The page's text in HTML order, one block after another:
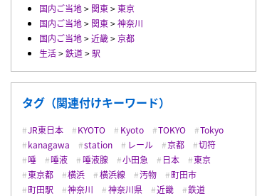
国内ご当地> 関東>東京
国内ご当地> 関東>神奈川
国内ご当地>近畿>京都
生活>鉄道>駅
タグ（関連付けキーワード）
JR東日本 KYOTO Kyoto TOKYO
Tokyo
kanagawa
station レール 京都
切符
唾
唾液 唾液腺 小田急 日本
東京
東京都
横浜 横浜線 汚物
町田市
町田駅
神奈川 神奈川県 近畿
鉄道